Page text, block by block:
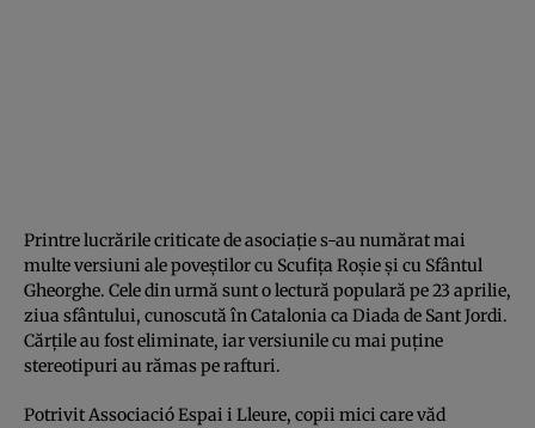
Printre lucrările criticate de asociaţie s-au numărat mai
multe versiuni ale poveştilor cu Scufiţa Roşie şi cu Sfântul
Gheorghe. Cele din urmă sunt o lectură populară pe 23 aprilie,
ziua sfântului, cunoscută în Catalonia ca Diada de Sant Jordi.
Cărţile au fost eliminate, iar versiunile cu mai puţine
stereotipuri au rămas pe rafturi.
Potrivit Associació Espai i Lleure, copii mici care văd